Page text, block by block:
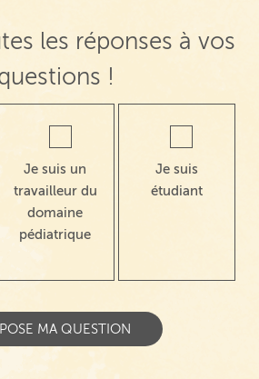
les réponses à vos
!
Je suis un
travailleur du
domaine
pédiatrique
Je suis
étudiant